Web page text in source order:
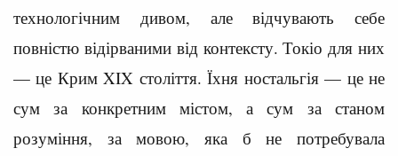
технологічним дивом, але відчувають себе
повністю відірваними від контексту. Токіо для них
— це Крим XIX століття. Їхня ностальгія — це не
сум за конкретним містом, а сум за станом
розуміння, за мовою, яка б не потребувала